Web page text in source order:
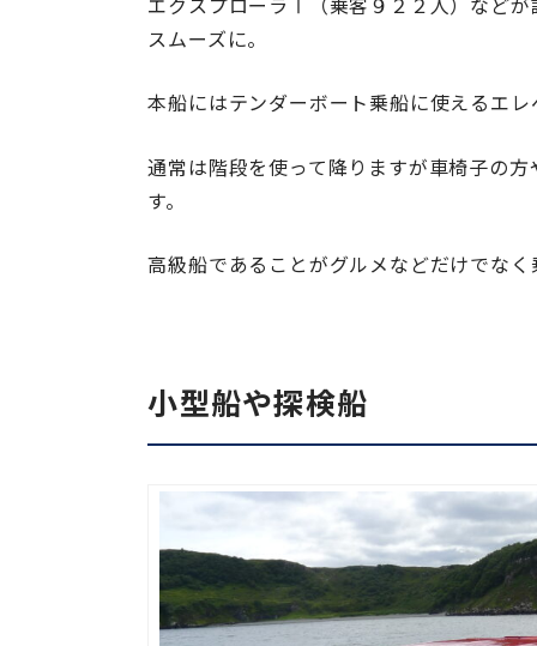
スムーズに。
本船にはテンダーボート乗船に使えるエ
通常は階段を使って降りますが車椅子の
す。
高級船であることがグルメなどだけでな
小型船や探検船